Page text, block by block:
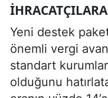
Yeni destek
önemli vergi
standart
olduğunu